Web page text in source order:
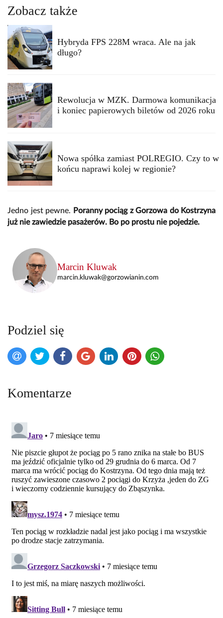
Zobacz także
Hybryda FPS 228M wraca. Ale na jak
długo?
Rewolucja w MZK. Darmowa komunikacja
i koniec papierowych biletów od 2026 roku
Nowa spółka zamiast POLREGIO. Czy to w
końcu naprawi kolej w regionie?
Jedno jest pewne. Poranny pociąg z Gorzowa do Kostrzyna
już nie zawiedzie pasażerów. Bo po prostu nie pojedzie.
Marcin Kluwak
marcin.kluwak@gorzowianin.com
Podziel się
Komentarze